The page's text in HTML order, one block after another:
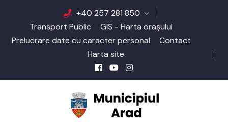
+40 257 281 850
Transport Public
GIS - Harta orașului
Prelucrare date cu caracter personal
Contact
Harta site